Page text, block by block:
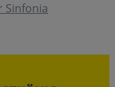
Sinfonia